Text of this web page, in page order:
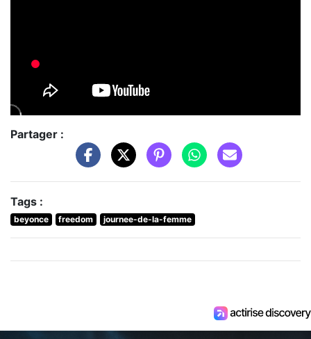
Partager :
Tags :
beyonce freedom journee-de-la-femme